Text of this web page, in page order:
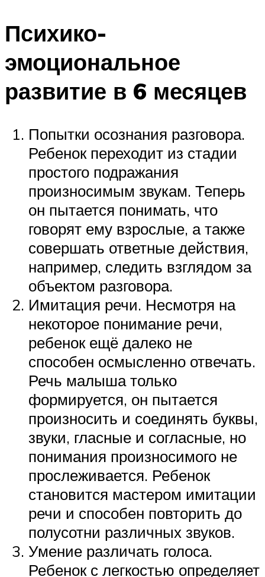
Психико-
эмоциональное
развитие в 6 месяцев
Попытки осознания разговора.
Ребенок переходит из стадии
простого подражания
произносимым звукам. Теперь
он пытается понимать, что
говорят ему взрослые, а также
совершать ответные действия,
например, следить взглядом за
объектом разговора.
Имитация речи. Несмотря на
некоторое понимание речи,
ребенок ещё далеко не
способен осмысленно отвечать.
Речь малыша только
формируется, он пытается
произносить и соединять буквы,
звуки, гласные и согласные, но
понимания произносимого не
прослеживается. Ребенок
становится мастером имитации
речи и способен повторить до
полусотни различных звуков.
Умение различать голоса.
Ребенок с легкостью определяет